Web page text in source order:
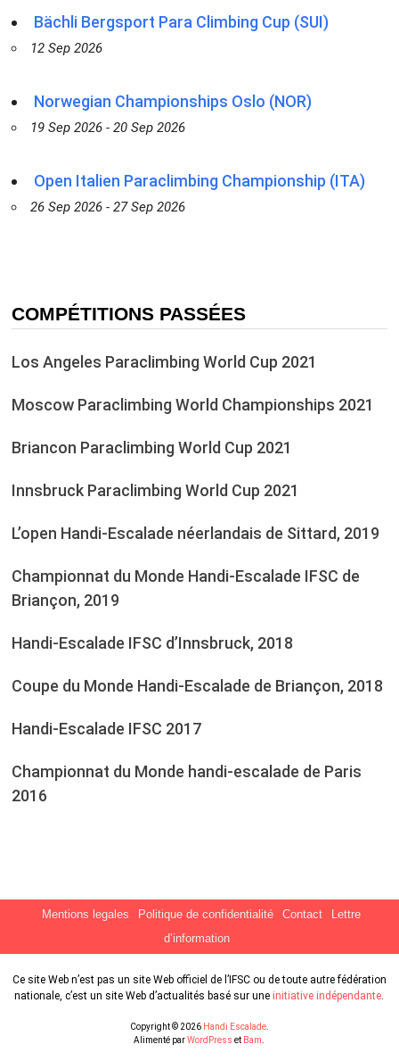
Bächli Bergsport Para Climbing Cup (SUI)
12 Sep 2026
Norwegian Championships Oslo (NOR)
19 Sep 2026 - 20 Sep 2026
Open Italien Paraclimbing Championship (ITA)
26 Sep 2026 - 27 Sep 2026
COMPÉTITIONS PASSÉES
Los Angeles Paraclimbing World Cup 2021
Moscow Paraclimbing World Championships 2021
Briancon Paraclimbing World Cup 2021
Innsbruck Paraclimbing World Cup 2021
L’open Handi-Escalade néerlandais de Sittard, 2019
Championnat du Monde Handi-Escalade IFSC de
Briançon, 2019
Handi-Escalade IFSC d’Innsbruck, 2018
Coupe du Monde Handi-Escalade de Briançon, 2018
Handi-Escalade IFSC 2017
Championnat du Monde handi-escalade de Paris
2016
Mentions legales Politique de confidentialité Contact
Lettre
d’information
Ce site Web n’est pas un site Web officiel de l’IFSC ou de toute autre fédération
nationale, c’est un site Web d’actualités basé sur une initiative indépendante.
Copyright © 2026 Handi Escalade.
Alimenté parWordPress et Bam.